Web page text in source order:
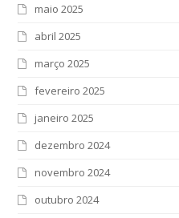
maio 2025
abril 2025
março 2025
fevereiro 2025
janeiro 2025
dezembro 2024
novembro 2024
outubro 2024